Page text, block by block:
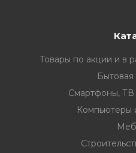
Товары по акции и в
Бытовая
Смартфоны, ТВ
Компьютеры